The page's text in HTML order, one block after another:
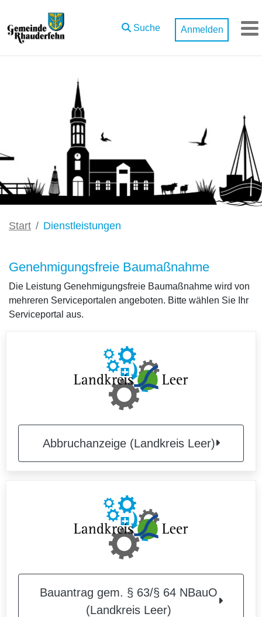
Zum Hauptinhalt springen
Suche Anmelden
Start Dienstleistungen
Genehmigungsfreie Baumaßnahme
Die Leistung Genehmigungsfreie Baumaßnahme wird von
mehreren Serviceportalen angeboten. Bitte wählen Sie Ihr
Serviceportal aus.
Abbruchanzeige (Landkreis Leer)
Bauantrag gem. § 63/§ 64 NBauO
(Landkreis Leer)